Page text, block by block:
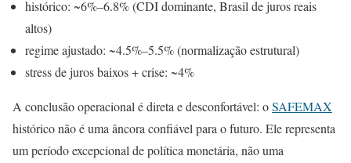
histórico: ~6%–6.8% (CDI dominante, Brasil de juros reais
altos)
regime ajustado: ~4.5%–5.5% (normalização estrutural)
stress de juros baixos + crise: ~4%
A conclusão operacional é direta e desconfortável: oSAFEMAX
histórico não é uma âncora confiável para o futuro. Ele representa
um período excepcional de política monetária, não uma